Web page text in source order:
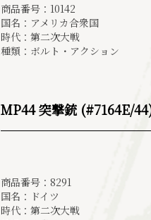
商品番号：10142
国名：アメリカ合衆国
時代：第二次大戦
種類：ボルト・アクション
MP44 突撃銃 (#7164E/
商品番号：8291
国名：ドイツ
時代：第二次大戦